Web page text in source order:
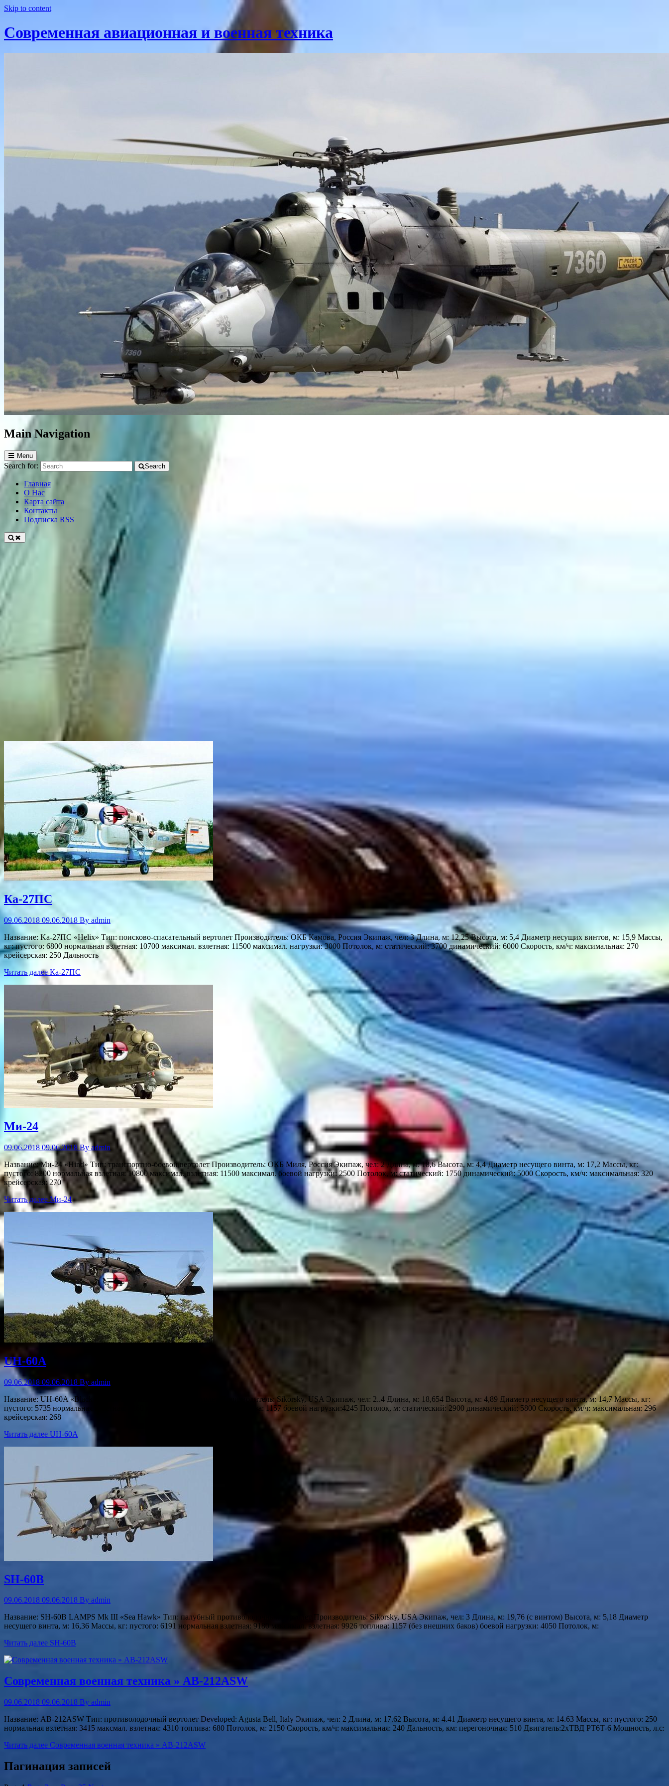
Skip to content
Современная авиационная и военная техника
Main Navigation
Menu
Search for: Search
Главная
О Нас
Карта сайта
Контакты
Подписка RSS
Ка-27ПС
09.06.2018 09.06.2018 By admin
Название: Ka-27ПС «Helix» Тип: поисково-спасательный вертолет Производитель: ОКБ Камова, Россия Экипаж, чел: 3 Длина, м: 12,25 Высота, м: 5,4 Диаметр несущих винтов, м: 15,9 Массы,
кг: пустого: 6800 нормальная взлетная: 10700 максимал. взлетная: 11500 максимал. нагрузки: 3000 Потолок, м: статический: 3700 динамический: 6000 Скорость, км/ч: максимальная: 270
крейсерская: 250 Дальность
Читать далееКа-27ПС
Ми-24
09.06.2018 09.06.2018Byadmin
Название: Mи-24 «Hind» Тип: транспортно-боевой вертолет Производитель: ОКБ Миля, Россия Экипаж, чел: 2 Длина, м: 18,6 Высота, м: 4,4 Диаметр несущего винта, м: 17,2 Массы, кг:
пустого: 8200 нормальная взлетная: 10800 максимал. взлетная: 11500 максимал. боевой нагрузки: 2500 Потолок, м: статический: 1750 динамический: 5000 Скорость, км/ч: максимальная: 320
крейсерская: 270
Читать далее Ми-24
UH-60A
09.06.2018 09.06.2018 By admin
Название: UH-60A «Black Hawk» Тип: многоцелевой вертолет Производитель: Sikorsky, USA Экипаж, чел: 2..4 Длина, м: 18,654 Высота, м: 4,89 Диаметр несущего винта, м: 14,7 Массы, кг:
пустого: 5735 нормальная взлетная: 9260 максимал. взлетная: 9980 топлива: 1157 боевой нагрузки:4245 Потолок, м: статический: 2900 динамический: 5800 Скорость, км/ч: максимальная: 296
крейсерская: 268
Читать далее UH-60A
SH-60B
09.06.2018 09.06.2018 By admin
Название: SH-60B LAMPS Mk III «Sea Hawk» Тип: палубный противолодочный вертолет Производитель: Sikorsky, USA Экипаж, чел: 3 Длина, м: 19,76 (с винтом) Высота, м: 5,18 Диаметр
несущего винта, м: 16,36 Массы, кг: пустого: 6191 нормальная взлетная: 9180 максимал. взлетная: 9926 топлива: 1157 (без внешних баков) боевой нагрузки: 4050 Потолок, м:
Читать далее SH-60B
Современная военная техника » AB-212ASW
09.06.2018 09.06.2018 By admin
Название: AB-212ASW Тип: противолодочный вертолет Developed: Agusta Bell, Italy Экипаж, чел: 2 Длина, м: 17.62 Высота, м: 4.41 Диаметр несущего винта, м: 14.63 Массы, кг: пустого: 250
нормальная взлетная: 3415 максмал. взлетная: 4310 топлива: 680 Потолок, м: 2150 Скорость, км/ч: максимальная: 240 Дальность, км: перегоночная: 510 Двигатель:2хТВД РТ6Т-6 Мощность, л.с:
Читать далее Современная военная техника » AB-212ASW
Пагинация записей